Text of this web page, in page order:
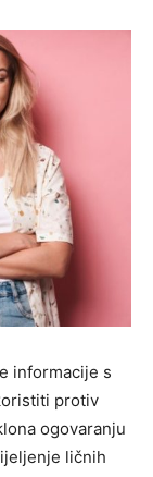
informacije s
protiv
ogovaranju
ličnih